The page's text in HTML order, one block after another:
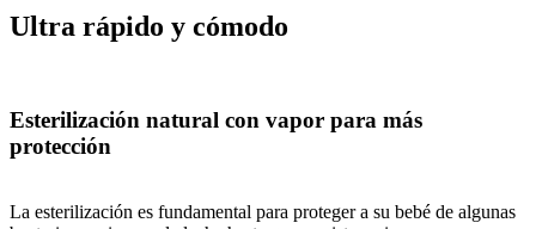
Ultra rápido y cómodo
Esterilización natural con vapor para más
protección
La esterilización es fundamental para proteger a su bebé de algunas